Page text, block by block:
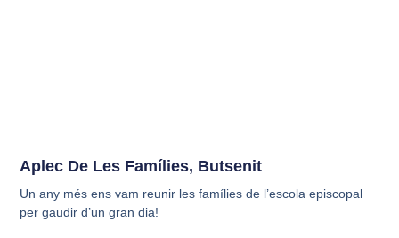
Aplec De Les Famílies, Butsenit
Un any més ens vam reunir les famílies de l’escola episcopal
per gaudir d’un gran dia!